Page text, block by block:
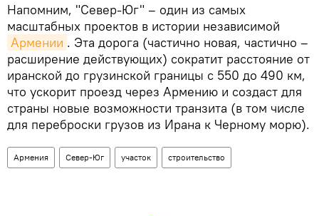
Напомним, "Север-Юг" – один из самых
масштабных проектов в истории независимой
Армении . Эта дорога (частично новая, частично –
расширение действующих) сократит расстояние от
иранской до грузинской границы с 550 до 490 км,
что ускорит проезд через Армению и создаст для
страны новые возможности транзита (в том числе
для переброски грузов из Ирана к Черному морю).
Армения Север-Юг участок строительство